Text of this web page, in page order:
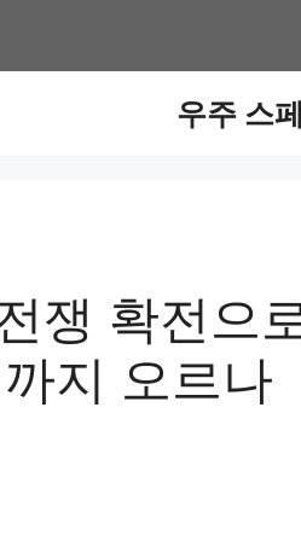
우주 스
쟁 확전으
지 오르나